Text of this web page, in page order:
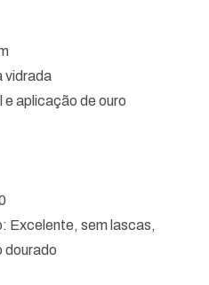
vidrada
e aplicação de ouro
Excelente, sem lascas,
dourado